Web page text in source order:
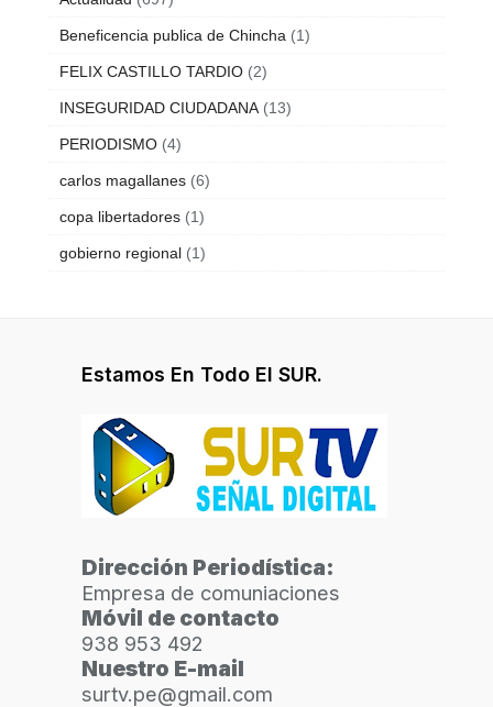
Beneficencia publica de Chincha (1)
FELIX CASTILLO TARDIO (2)
INSEGURIDAD CIUDADANA (13)
PERIODISMO (4)
carlos magallanes (6)
copa libertadores (1)
gobierno regional (1)
Estamos En Todo El SUR.
Dirección Periodística:
Empresa de comuniaciones
Móvil de contacto
938 953 492
Nuestro E-mail
surtv.pe@gmail.com